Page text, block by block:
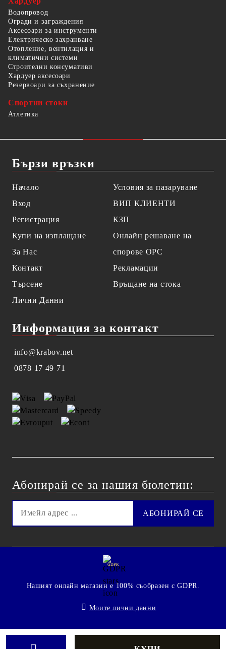
Водопровод
Огради и заграждения
Аксесоари за инструменти
Електрическо захранване
Отопление, вентилация и
климатични системи
Строителни консумативи
Хардуер аксесоари
Резервоари за съхранение
Спортни стоки
Атлетика
Бързи връзки
Начало
Вход
Регистрация
Купи на изплащане
За Нас
Контакт
Търсене
Лични Данни
Условия за пазаруване
ВИП КЛИЕНТИ
КЗП
Онлайн решаване на
спорове OPC
Рекламации
Връщане на стока
Информация за контакт
info@krabov.net
0878 17 49 71
Абонирай се за нашия бюлетин:
GDPR
Нашият онлайн магазин е 100% съобразен с GDPR.
Моите лични данни